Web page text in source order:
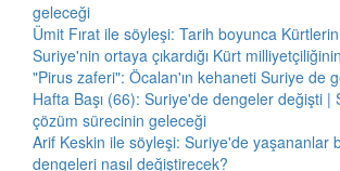
geleceği
Ümit Fırat ile söyleşi: Tarih boyunca Kürtlerin
Suriye'nin ortaya çıkardığı Kürt
"Pirus zaferi": Öcalan'ın kehaneti Suriye de
Hafta Başı (66): Suriye'de dengeler değişti |
çözüm sürecinin geleceği
Arif Keskin ile söyleşi: Suriye'de yaşananlar
dengeleri nasıl değiştirecek?